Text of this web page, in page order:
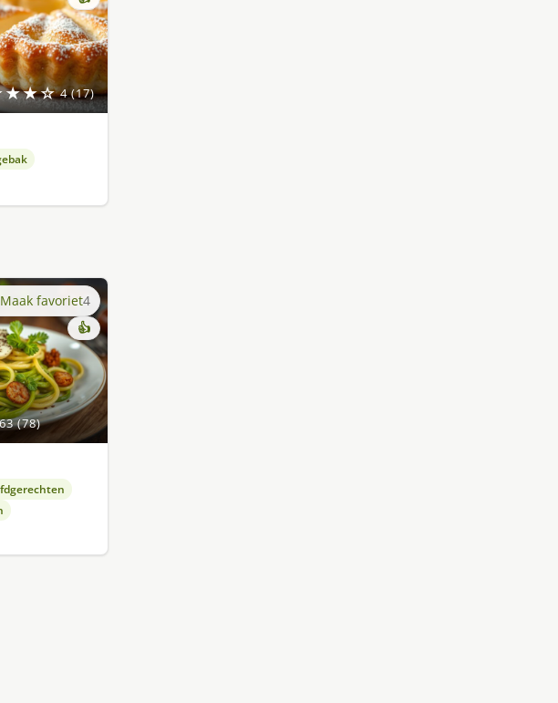
4 (17)
(78)
Maak favoriet4
👍